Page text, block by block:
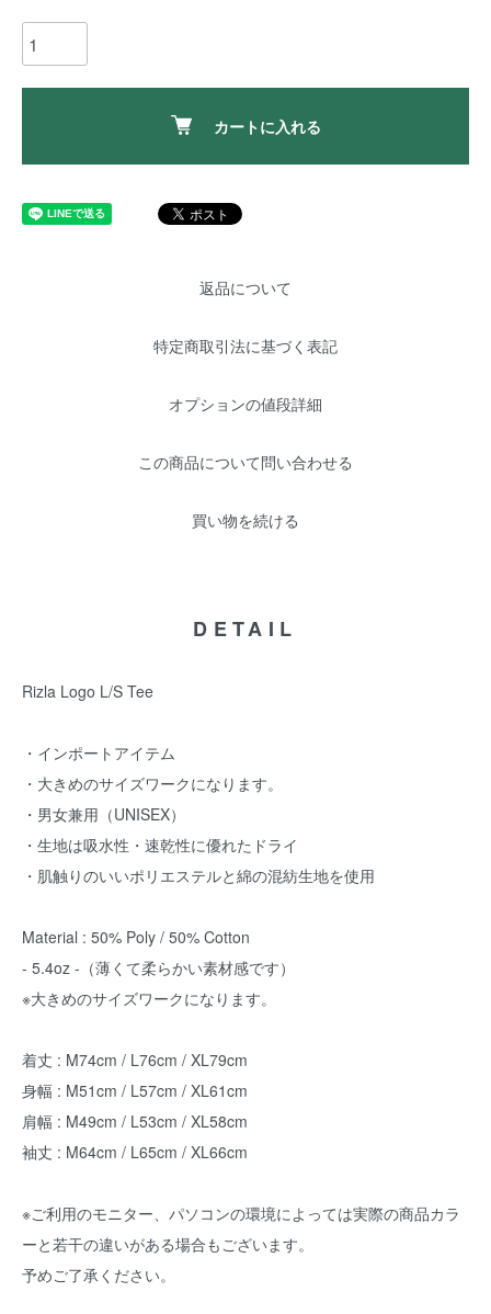
カートに入れる
返品について
特定商取引法に基づく表記
オプションの値段詳細
この商品について問い合わせる
買い物を続ける
DETAIL
Rizla Logo L/S Tee
・インポートアイテム
・大きめのサイズワークになります。
・男女兼用（UNISEX）
・生地は吸水性・速乾性に優れたドライ
・肌触りのいいポリエステルと綿の混紡生地を使用
Material : 50% Poly / 50% Cotton
- 5.4oz -（薄くて柔らかい素材感です）
※大きめのサイズワークになります。
着丈 : M74cm / L76cm / XL79cm
身幅 : M51cm / L57cm / XL61cm
肩幅 : M49cm / L53cm / XL58cm
袖丈 : M64cm / L65cm / XL66cm
※ご利用のモニター、パソコンの環境によっては実際の商品カラ
ーと若干の違いがある場合もございます。
予めご了承ください。